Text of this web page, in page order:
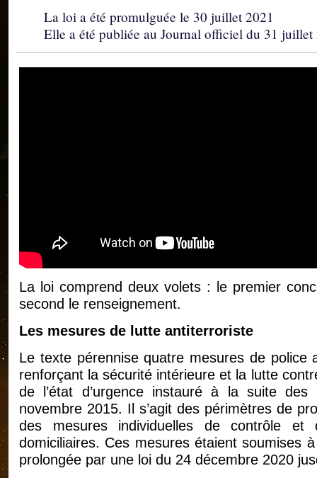
La loi a été promulguée le 30 juillet 2021
Elle a été publiée au Journal officiel du 31 juillet
La loi comprend deux volets : le premier
second le renseignement.
Les mesures de lutte antiterroriste
Le texte pérennise quatre mesures de
renforçant la sécurité intérieure et la lutte
de l’état d’urgence instauré à la suite
novembre 2015. Il s’agit des périmètres de
des mesures individuelles de contrôle
domiciliaires. Ces mesures étaient soumises
prolongée par une loi du 24 décembre 2020